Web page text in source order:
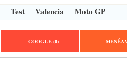
Test Valencia Moto GP
GOOGLE(0)